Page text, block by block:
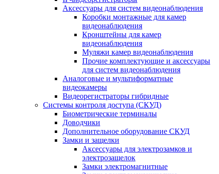
Аксессуары для систем видеонаблюдения
Коробки монтажные для камер
видеонаблюдения
Кронштейны для камер
видеонаблюдения
Муляжи камер видеонаблюдения
Прочие комплектующие и аксессуары
для систем видеонаблюдения
Аналоговые и мультиформатные
видеокамеры
Видеорегистраторы гибридные
Системы контроля доступа (СКУД)
Биометрические терминалы
Доводчики
Дополнительное оборудование СКУД
Замки и защелки
Аксессуары для электрозамков и
электрозащелок
Замки электромагнитные